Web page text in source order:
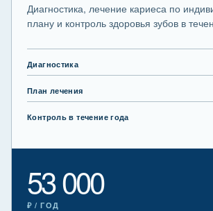
Диагностика, лечение кариеса по
плану и контроль здоровья зубов в
Диагностика
План лечения
Контроль в течение года
53 000
₽ / ГОД